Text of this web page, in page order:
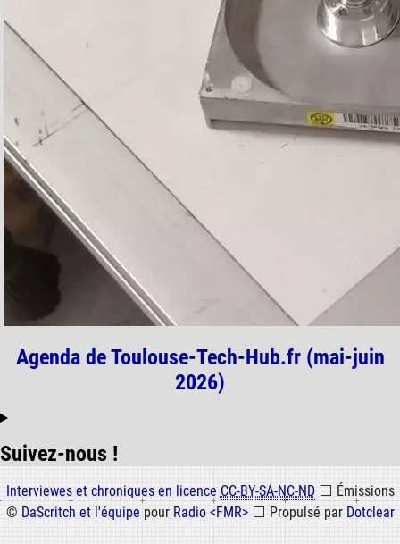
Agenda de Toulouse-Tech-Hub.fr (mai-juin
2026)
Suivez-nous !
Informations
Interviewes et chroniques en licence CC-BY-SA-NC-ND ⬜ Émissions
© DaScritch et l'équipe pour Radio <FMR> ⬜ Propulsé par Dotclear